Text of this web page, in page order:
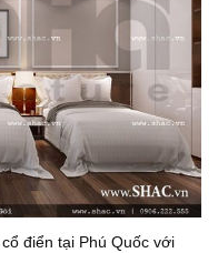
điển tại Phú Quốc với